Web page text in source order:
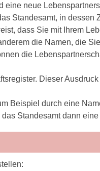
neue
Standesamt, in dessen
dass Sie mit Ihrem
die Namen, die
die
Dieser
Beispiel durch eine
Standesamt dann